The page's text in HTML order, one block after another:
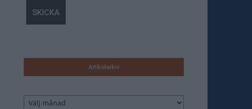
Artikelarkiv
Artikelarkiv